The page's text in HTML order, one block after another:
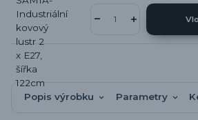
Popis výrobku Parametry